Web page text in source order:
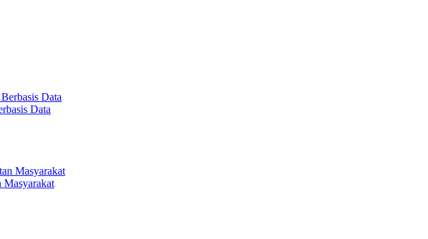
Data
Masyarakat